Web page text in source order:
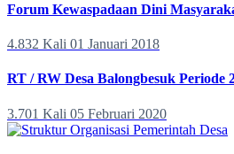
Forum Kewaspadaan Dini
4.832 Kali 01 Januari 2018
RT / RW Desa Balongbesuk Periode
3.701 Kali 05 Februari 2020